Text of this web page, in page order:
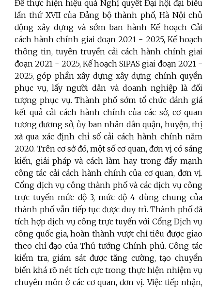
Để thực hiện hiệu quả Nghị quyết Đại hội đại biểu
lần thứ XVII của Đảng bộ thành phố, Hà Nội chủ
động xây dựng và sớm ban hành Kế hoạch Cải
cách hành chính giai đoạn 2021 - 2025, Kế hoạch
thông tin, tuyên truyền cải cách hành chính giai
đoạn 2021 - 2025, Kế hoạch SIPAS giai đoạn 2021 -
2025, góp phần xây dựng xây dựng chính quyền
phục vụ, lấy người dân và doanh nghiệp là đối
tượng phục vụ. Thành phố sớm tổ chức đánh giá
kết quả cải cách hành chính của các sở, cơ quan
tương đương sở, ủy ban nhân dân quận, huyện, thị
xã qua xác định chỉ số cải cách hành chính năm
2020. Trên cơ sở đó, một số cơ quan, đơn vị có sáng
kiến, giải pháp và cách làm hay trong đẩy mạnh
công tác cải cách hành chính của cơ quan, đơn vị.
Cổng dịch vụ công thành phố và các dịch vụ công
trực tuyến mức độ 3, mức độ 4 dùng chung của
thành phố vẫn tiếp tục được duy trì. Thành phố đã
tích hợp dịch vụ công trực tuyến với Cổng Dịch vụ
công quốc gia, hoàn thành vượt chỉ tiêu được giao
theo chỉ đạo của Thủ tướng Chính phủ. Công tác
kiểm tra, giám sát được tăng cường, tạo chuyển
biến khá rõ nét tích cực trong thực hiện nhiệm vụ
chuyên môn ở các cơ quan, đơn vị. Việc tiếp nhận,